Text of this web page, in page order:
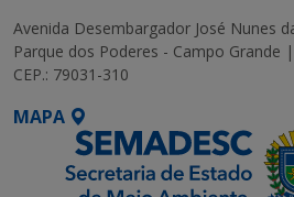
Avenida Desembargador José Nunes
Parque dos Poderes - Campo Grande
CEP.: 79031-310
MAPA